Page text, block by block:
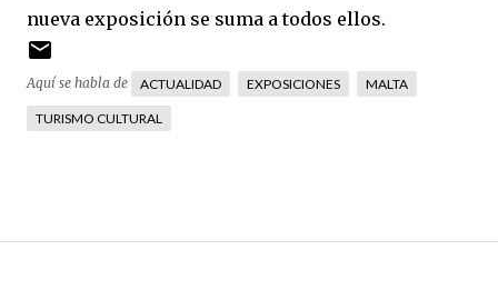
nueva exposición se suma a todos ellos.
Aquí se habla de ACTUALIDAD EXPOSICIONES MALTA
TURISMO CULTURAL